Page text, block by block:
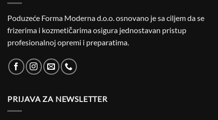
Poduzeće Forma Moderna d.o.o. osnovano je sa ciljem da se
frizerima i kozmetičarima osigura jednostavan pristup
profesionalnoj opremi i preparatima.
PRIJAVA ZA NEWSLETTER